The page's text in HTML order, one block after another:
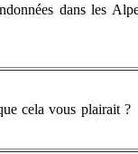
dans les
cela vous plairait ?